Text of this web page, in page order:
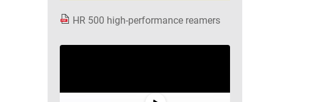
HR 500 high-performance reamers